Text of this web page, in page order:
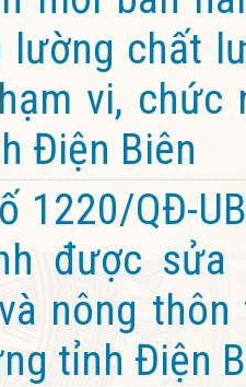
chất
vi, chức
Điện Biên
1220/QĐ-
được
nông
tỉnh Điện